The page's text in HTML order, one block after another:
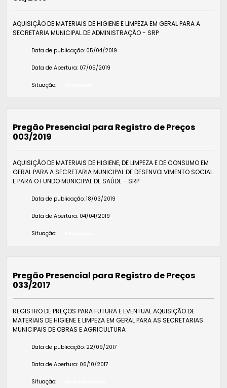
AQUISIÇÃO DE MATERIAIS DE HIGIENE E LIMPEZA EM GERAL PARA A
SECRETARIA MUNICIPAL DE ADMINISTRAÇÃO - SRP
Data de publicação: 05/04/2019
Data de Abertura: 07/05/2019
Situação:
Pregão Presencial para Registro de Preços
003/2019
AQUISIÇÃO DE MATERIAIS DE HIGIENE, DE LIMPEZA E DE CONSUMO EM
GERAL PARA A SECRETARIA MUNICIPAL DE DESENVOLVIMENTO SOCIAL
E PARA O FUNDO MUNICIPAL DE SAÚDE - SRP
Data de publicação: 18/03/2019
Data de Abertura: 04/04/2019
Situação:
Pregão Presencial para Registro de Preços
033/2017
REGISTRO DE PREÇOS PARA FUTURA E EVENTUAL AQUISIÇÃO DE
MATERIAIS DE HIGIENE E LIMPEZA EM GERAL PARA AS SECRETARIAS
MUNICIPAIS DE OBRAS E AGRICULTURA
Data de publicação: 22/09/2017
Data de Abertura: 06/10/2017
Situação: